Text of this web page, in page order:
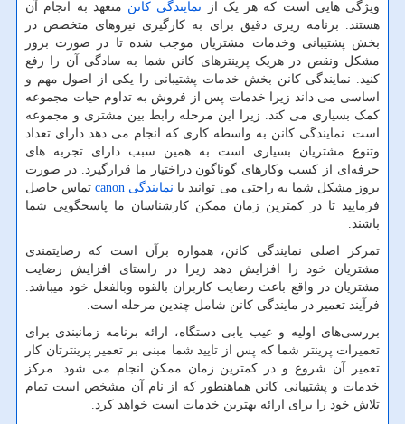
ویژگی هایی است که هر یک از نمایندگی کانن متعهد به انجام آن
هستند. برنامه ریزی دقیق برای به کارگیری نیروهای متخصص در
بخش پشتیبانی وخدمات مشتریان موجب شده تا در صورت بروز
مشکل ونقص در هریک پرینترهای کانن شما به سادگی آن را رفع
کنید. نمایندگی کانن بخش خدمات پشتیبانی را یکی از اصول مهم و
اساسی می داند زیرا خدمات پس از فروش به تداوم حیات مجموعه
کمک بسیاری می کند. زیرا این مرحله رابط بین مشتری و مجموعه
است. نمایندگی کانن به واسطه کاری که انجام می دهد دارای تعداد
وتنوع مشتریان بسیاری است به همین سبب دارای تجربه‌ های
حرفه‌ای از کسب وکارهای گوناگون دراختیار ما قرارگیرد. در صورت
بروز مشکل شما به راحتی می توانید با نمایندگی canonتماس حاصل
فرمایید تا در کمترین زمان ممکن کارشناسان ما پاسخگویی شما
باشند.
تمرکز اصلی نمایندگی کانن، همواره برآن است که رضایتمندی
مشتریان خود را افزایش دهد زیرا در راستای افزایش رضایت
مشتریان در واقع باعث رضایت کاربران بالقوه وبالفعل خود میباشد.
فرآیند تعمیر در مایندگی کانن شامل چندین مرحله است.
بررسی‌های اولیه و عیب یابی دستگاه، ارائه برنامه زمانبندی برای
تعمیرات پرینتر شما که پس از تایید شما مبنی بر تعمیر پرینترتان کار
تعمیر آن شروع و در کمترین زمان ممکن انجام می شود. مرکز
خدمات و پشتیبانی کانن هماهنطور که از نام آن مشخص است تمام
تلاش خود را برای ارائه بهترین خدمات است خواهد کرد.